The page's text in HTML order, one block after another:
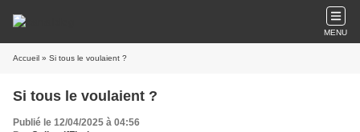
MENU
Accueil » Si tous le voulaient ?
Si tous le voulaient ?
Publié le 12/04/2025 à 04:56